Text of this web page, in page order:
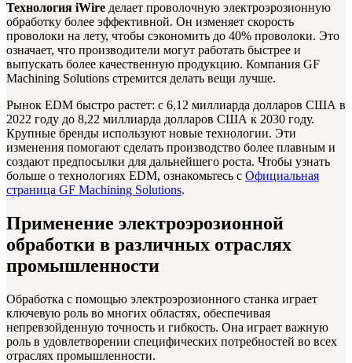
Технология iWire делает проволочную электроэрозионную
обработку более эффективной. Он изменяет скорость
проволоки на лету, чтобы сэкономить до 40% проволоки. Это
означает, что производители могут работать быстрее и
выпускать более качественную продукцию. Компания GF
Machining Solutions стремится делать вещи лучше.
Рынок EDM быстро растет: с 6,12 миллиарда долларов США в
2022 году до 8,22 миллиарда долларов США к 2030 году.
Крупные бренды используют новые технологии. Эти
изменения помогают сделать производство более плавным и
создают предпосылки для дальнейшего роста. Чтобы узнать
больше о технологиях EDM, ознакомьтесь с Официальная
страница GF Machining Solutions.
Применение электроэрозионной
обработки в различных отраслях
промышленности
Обработка с помощью электроэрозионного станка играет
ключевую роль во многих областях, обеспечивая
непревзойденную точность и гибкость. Она играет важную
роль в удовлетворении специфических потребностей во всех
отраслях промышленности.